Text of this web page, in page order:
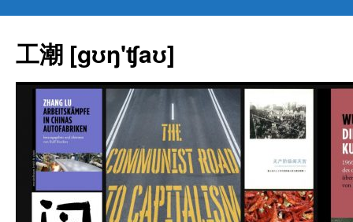
content
工潮 [gʊŋ'ʧaʊ]